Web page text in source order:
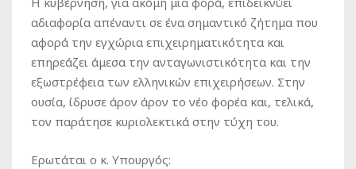
αδιαφορία απέναντι σε ένα σημαντικό ζήτημα που
αφορά την εγχώρια επιχειρηματικότητα και
επηρεάζει άμεσα την ανταγωνιστικότητα και την
εξωστρέφεια των ελληνικών επιχειρήσεων. Στην
ουσία, ίδρυσε άρον άρον το νέο φορέα και, τελικά,
τον παράτησε κυριολεκτικά στην τύχη του.
Ερωτάται ο κ. Υπουργός: